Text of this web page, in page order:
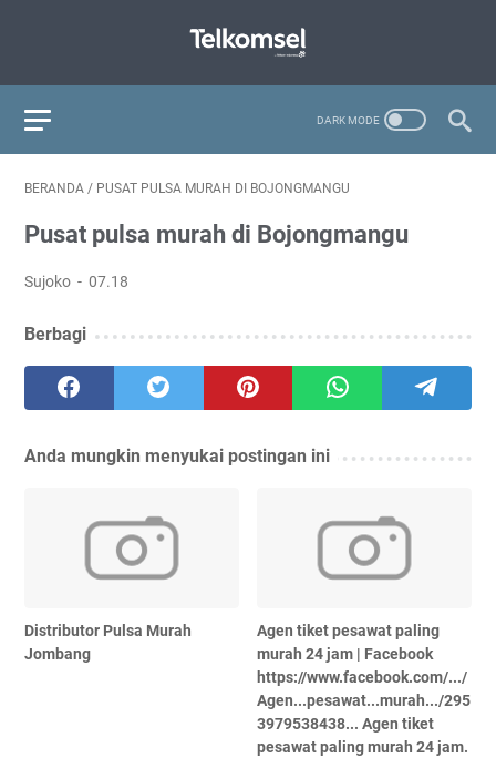
BERANDA / PUSAT PULSA MURAH DI BOJONGMANGU
Pusat pulsa murah di Bojongmangu
Sujoko 07.18
Berbagi
Anda mungkin menyukai postingan ini
Distributor Pulsa Murah
Jombang
Agen tiket pesawat paling
murah 24 jam | Facebook
https://www.facebook.com/.../
Agen...pesawat...murah.../295
3979538438...‎ Agen tiket
pesawat paling murah 24 jam.